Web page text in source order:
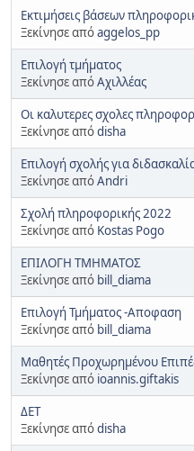
Εκτιμήσεις βάσεων
Ξεκίνησε απόaggelos_pp
Επιλογή τμήματος
Ξεκίνησε απόΑχιλλέας
Οι καλυτερες σχολες
Ξεκίνησε απόdisha
Επιλογή σχολής για
Ξεκίνησε απόAndri
Σχολή πληροφορικής 2022
Ξεκίνησε από Kostas Pogo
ΕΠΙΛΟΓΗ ΤΜΗΜΑΤΟΣ
Ξεκίνησε από bill_diama
Επιλογή Τμήματος -Αποφαση
Ξεκίνησε από bill_diama
Μαθητές Προχωρημένου
Ξεκίνησε από ioannis.giftakis
ΔΕΤ
Ξεκίνησε απόdisha